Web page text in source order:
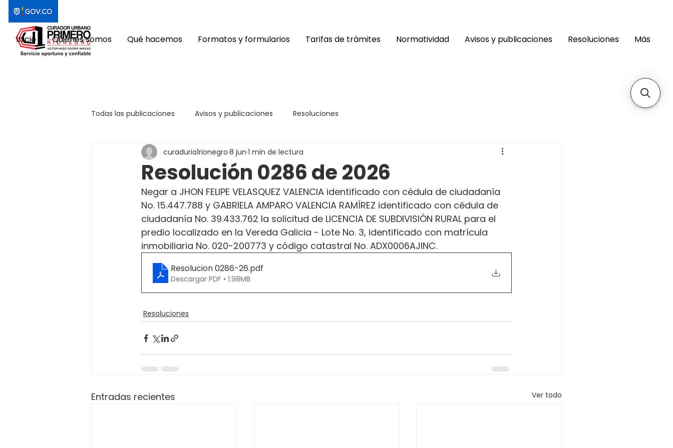
Inicio Quiénes somos Qué hacemos Formatos y formularios Tarifas de trámites Normatividad Avisos y publicaciones Resoluciones Más
Todas las publicaciones Avisos y publicaciones Resoluciones
Resolución 0286 de 2026
curaduria1rionegro 8 jun 1 min de lectura
Negar a JHON FELIPE VELASQUEZ VALENCIA identificado con cédula de ciudadanía
No. 15.447.788 y GABRIELA AMPARO VALENCIA RAMÍREZ identificado con cédula de
ciudadanía No. 39.433.762 la solicitud de LICENCIA DE SUBDIVISIÓN RURAL para el
predio localizado en la Vereda Galicia - Lote No. 3, identificado con matrícula
inmobiliaria No. 020-200773 y código catastral No. ADX0006AJINC.
Resolucion 0286-26.pdf
Descargar PDF • 1.98MB
Resoluciones
Entradas recientes Ver todo